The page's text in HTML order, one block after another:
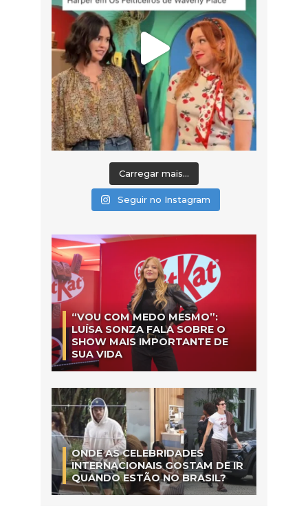
Carregar mais...
Seguir no Instagram
“VOU COM MEDO MESMO”:
LUÍSA SONZA FALA SOBRE O
SHOW MAIS IMPORTANTE DE
SUA VIDA
ONDE AS CELEBRIDADES
INTERNACIONAIS GOSTAM DE IR
QUANDO ESTÃO NO BRASIL?